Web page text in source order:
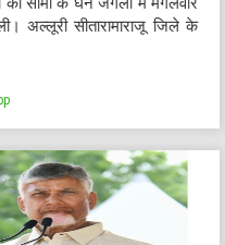
अल्लूरी सीतारामाराजू जिले के